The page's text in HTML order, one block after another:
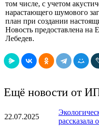
том числе, с учетом
нарастающего шумового
план при создании
Новость предоставлена
Лебедев.
Ещё новости от
22.07.2025
рассказала